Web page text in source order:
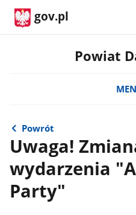
gov.pl
Powiat
Powrót
Uwaga!
wydarzenia
Party"